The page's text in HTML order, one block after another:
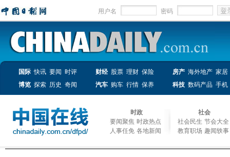
用户名 密码
国际 快讯 要闻 时评 财经 股票 理财 保险 房产 海外地产 家居
博览 探索 历史 奇闻 汽车 购车 行情 保养 科技 数码产品 手机
时政
要闻聚焦 时政热点
人事任免 各地新闻
社会
社会民生 节会大全
教育职场 趣闻轶事